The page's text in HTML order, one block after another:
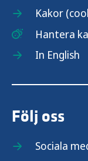
Kakor
Hantera
In English
Följ oss
Sociala